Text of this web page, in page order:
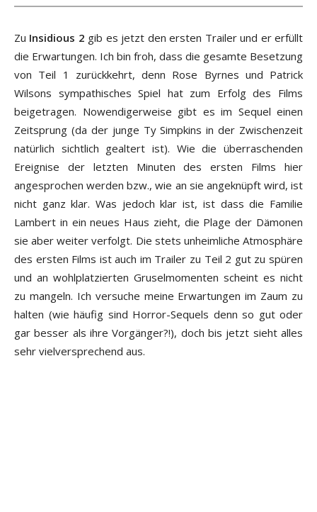
Zu Insidious 2 gib es jetzt den ersten Trailer und er erfüllt
die Erwartungen. Ich bin froh, dass die gesamte Besetzung
von Teil 1 zurückkehrt, denn Rose Byrnes und Patrick
Wilsons sympathisches Spiel hat zum Erfolg des Films
beigetragen. Nowendigerweise gibt es im Sequel einen
Zeitsprung (da der junge Ty Simpkins in der Zwischenzeit
natürlich sichtlich gealtert ist). Wie die überraschenden
Ereignise der letzten Minuten des ersten Films hier
angesprochen werden bzw., wie an sie angeknüpft wird, ist
nicht ganz klar. Was jedoch klar ist, ist dass die Familie
Lambert in ein neues Haus zieht, die Plage der Dämonen
sie aber weiter verfolgt. Die stets unheimliche Atmosphäre
des ersten Films ist auch im Trailer zu Teil 2 gut zu spüren
und an wohlplatzierten Gruselmomenten scheint es nicht
zu mangeln. Ich versuche meine Erwartungen im Zaum zu
halten (wie häufig sind Horror-Sequels denn so gut oder
gar besser als ihre Vorgänger?!), doch bis jetzt sieht alles
sehr vielversprechend aus.